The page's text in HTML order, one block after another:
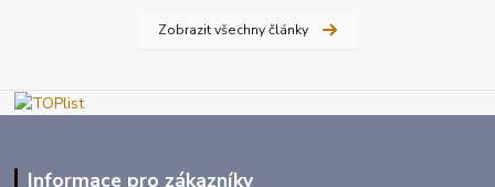
Zobrazit všechny články
Informace pro zákazníky